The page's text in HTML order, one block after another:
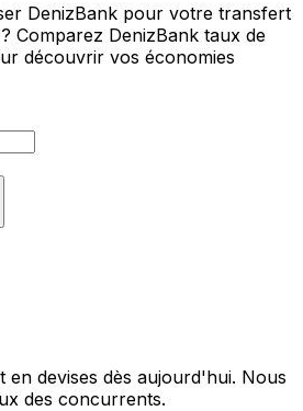
DenizBank pour votre transfert
Comparez DenizBank taux de
découvrir vos économies
devises dès aujourd'hui. Nous
des concurrents.